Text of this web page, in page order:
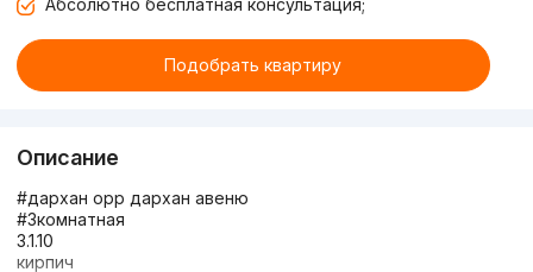
Абсолютно бесплатная консультация;
Подобрать квартиру
Описание
#дархан орр дархан авеню
#3комнатная
3.1.10
кирпич